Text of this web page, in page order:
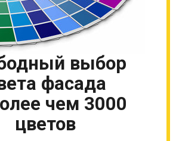
выбор
фасада
чем 3000
цветов